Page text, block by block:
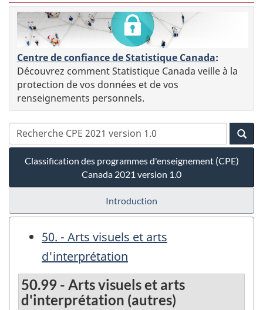
Centre de confiance de Statistique Canada:
Découvrez comment Statistique Canada veille à la
protection de vos données et de vos
renseignements personnels.
Classification des programmes d'enseignement (CPE)
Canada 2021 version 1.0
Introduction
50. - Arts visuels et arts
d'interprétation
50.99 - Arts visuels et arts
d'interprétation (autres)